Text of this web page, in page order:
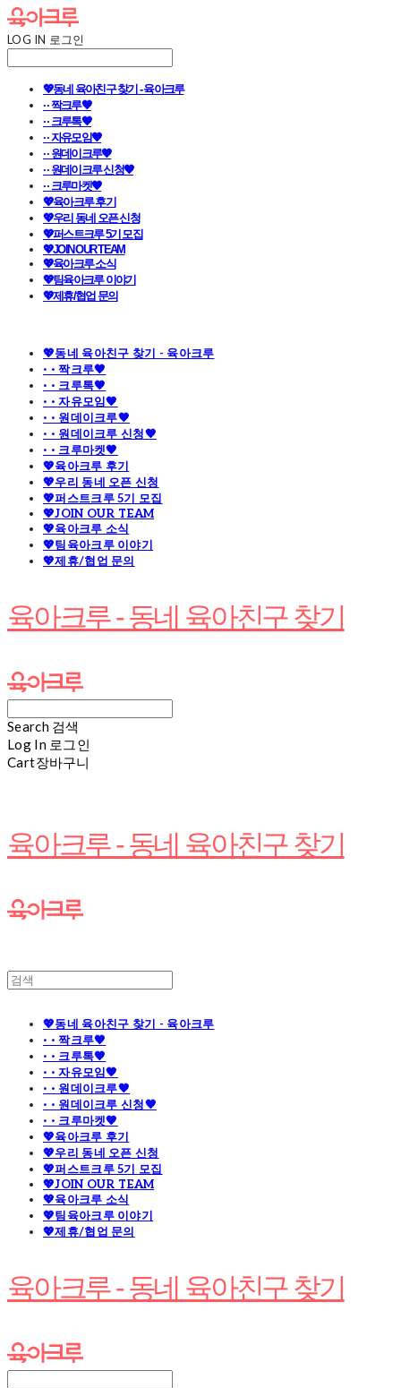
LOG IN 로그인
💖동네 육아친구 찾기 - 육아크루
· · 짝크루🧡
· · 크루톡🧡
· · 자유모임🧡
· · 원데이크루🧡
· · 원데이크루 신청🧡
· · 크루마켓🧡
💖육아크루 후기
💖우리 동네 오픈 신청
💖퍼스트크루 5기 모집
💖JOIN OUR TEAM
💖육아크루 소식
💖팀육아크루 이야기
💖제휴/협업 문의
💖동네 육아친구 찾기 - 육아크루
· · 짝크루🧡
· · 크루톡🧡
· · 자유모임🧡
· · 원데이크루🧡
· · 원데이크루 신청🧡
· · 크루마켓🧡
💖육아크루 후기
💖우리 동네 오픈 신청
💖퍼스트크루 5기 모집
💖JOIN OUR TEAM
💖육아크루 소식
💖팀육아크루 이야기
💖제휴/협업 문의
육아크루 - 동네 육아친구 찾기
Search 검색
Log In 로그인
Cart장바구니
육아크루 - 동네 육아친구 찾기
💖동네 육아친구 찾기 - 육아크루
· · 짝크루🧡
· · 크루톡🧡
· · 자유모임🧡
· · 원데이크루🧡
· · 원데이크루 신청🧡
· · 크루마켓🧡
💖육아크루 후기
💖우리 동네 오픈 신청
💖퍼스트크루 5기 모집
💖JOIN OUR TEAM
💖육아크루 소식
💖팀육아크루 이야기
💖제휴/협업 문의
육아크루 - 동네 육아친구 찾기